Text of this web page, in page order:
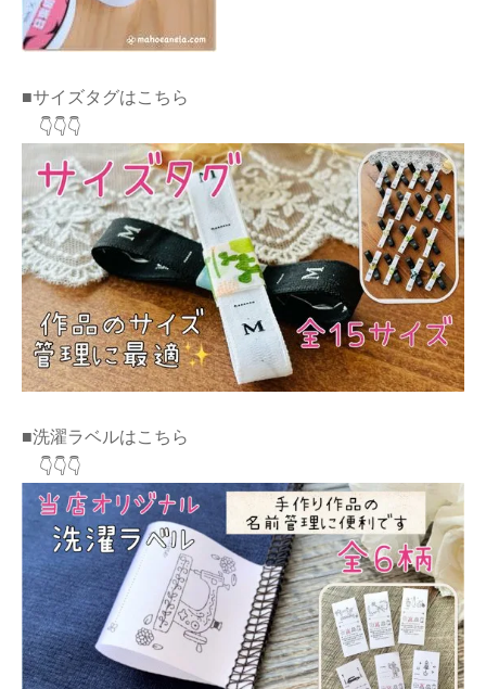
■サイズタグはこちら
👇👇👇
■洗濯ラベルはこちら
👇👇👇